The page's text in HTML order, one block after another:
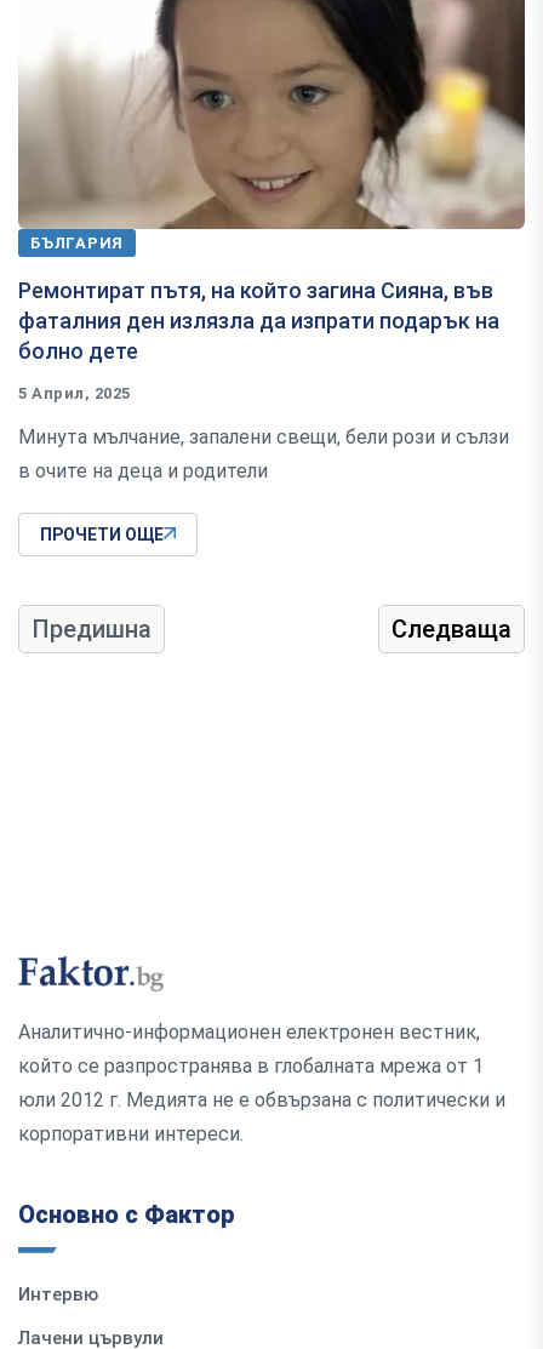
БЪЛГАРИЯ
Ремонтират пътя, на който загина Сияна, във
фаталния ден излязла да изпрати подарък на
болно дете
5 Април, 2025
Минута мълчание, запалени свещи, бели рози и сълзи
в очите на деца и родители
ПРОЧЕТИ ОЩЕ
Предишна Следваща
Аналитично-информационен електронен вестник,
който се разпространява в глобалната мрежа от 1
юли 2012 г. Медията не е обвързана с политически и
корпоративни интереси.
Основно с Фактор
Интервю
Лачени цървули